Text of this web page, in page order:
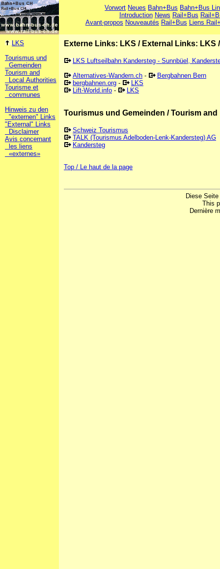
Vorwort Neues Bahn+Bus Bahn+Bus
Introduction News Rail+Bus
Avant-propos Nouveautés Rail+Bus Liens
LKS
Tourismus und
Gemeinden
Tourism and
Local Authorities
Tourisme et
communes
Hinweis zu den
"externen" Links
"External" Links
Disclaimer
Avis concernant
les liens
«externes»
Externe Links: LKS / External Links: LKS
LKS Luftseilbahn Kandersteg - Sunnbüel,
Alternatives-Wandern.ch -
Bergbahnen Bern
bergbahnen.org -
LKS
Lift-World.info - LKS
Tourismus und Gemeinden / Tourism
Schweiz Tourismus
TALK (Tourismus Adelboden-Lenk-Kandersteg) AG
Kandersteg
Top / Le haut de la page
Diese
This
Dernière